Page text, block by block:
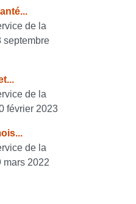
de la
septembre
de la
février 2023
de la
mars 2022